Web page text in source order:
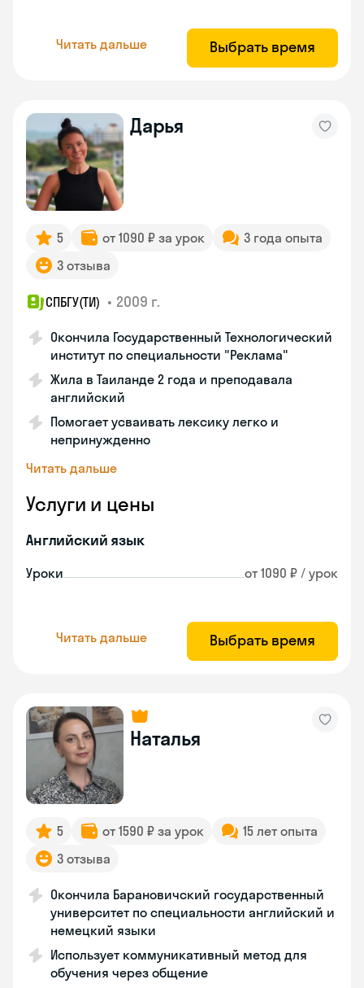
Читать дальше Выбрать время
Дарья
5 от 1090 ₽ за урок
3 года опыта
3 отзыва
СПБГУ(ТИ) • 2009 г.
Окончила Государственный Технологический
институт по специальности "Реклама"
Жила в Таиланде 2 года и преподавала
английский
Помогает усваивать лексику легко и
непринужденно
Читать дальше
Услуги и цены
Английский язык
Уроки от 1090 ₽ / урок
Читать дальше Выбрать время
Наталья
5 от 1590 ₽ за урок
15 лет опыта
3 отзыва
Окончила Барановичский государственный
университет по специальности английский и
немецкий языки
Использует коммуникативный метод для
обучения через общение